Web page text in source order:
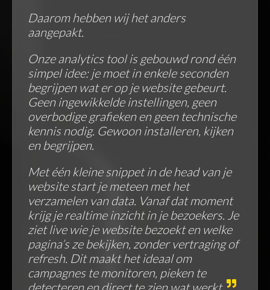
Daarom hebben wij het anders
aangepakt.
Onze analytics tool is gebouwd rond één
simpel idee: je moet in enkele seconden
begrijpen wat er op je website gebeurt.
Geen ingewikkelde instellingen, geen
overbodige grafieken en geen technische
kennis nodig. Gewoon installeren, kijken
en begrijpen.
Met één kleine snippet in de head van je
website start je meteen met het
verzamelen van data. Vanaf dat moment
krijg je realtime inzicht in je bezoekers. Je
ziet live wie je website bezoekt en welke
pagina’s ze bekijken, zonder vertraging of
refresh. Dit maakt het ideaal om
campagnes te monitoren, pieken te